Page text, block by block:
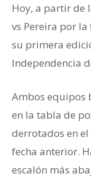
Hoy, a partir de
vs Pereira por
su primera
Independencia
Ambos equipos
en la tabla de
derrotados en
fecha anterior.
escalón más